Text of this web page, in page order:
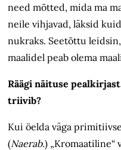
need mõtted, mida ma
neile vihjavad, läksid
nukraks. Seetõttu
maalidel peab olema
Räägi näituse
triivib?
Kui öelda väga
(Naerab.) „Kromaatiline“